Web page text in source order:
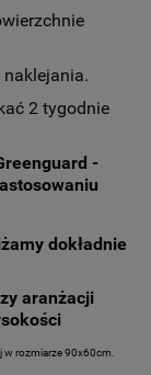
2 tygodnie
-
dokładnie
aranżacji
w rozmiarze 90x60cm.